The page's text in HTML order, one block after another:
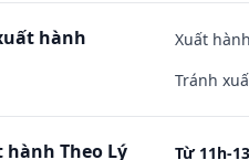
hành
Xuất
Tránh
hành Theo Lý
Từ 11h-